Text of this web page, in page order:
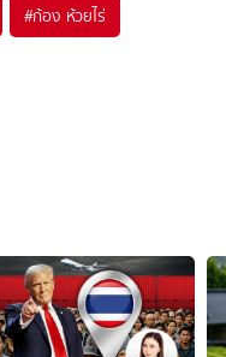
#ก้อง ห้วยไร่